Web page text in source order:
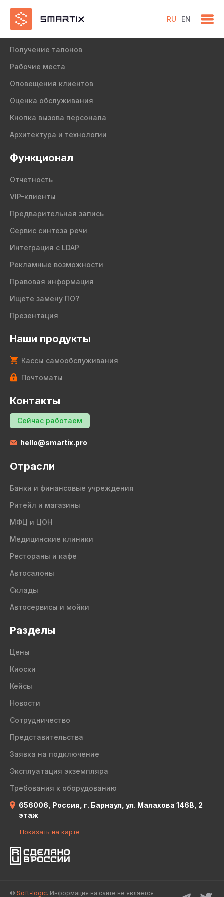
RU EN
Продукт
Получение талонов
Рабочие места
Оповещения клиентов
Оценка обслуживания
Кнопка вызова персонала
Архитектура и технологии
Функционал
Отчетность
VIP-клиенты
Предварительная запись
Сервис синтеза речи
Интеграция с LDAP
Рекламные возможности
Правовая информация
Ищете замену ПО?
Презентация
Наши продукты
Кассы самообслуживания
Почтоматы
Контакты
Сейчас работаем
hello@smartix.pro
Отрасли
Банки и финансовые учреждения
Ритейл и магазины
МФЦ и ЦОН
Медицинские клиники
Рестораны и кафе
Автосалоны
Склады
Автосервисы и мойки
Разделы
Цены
Киоски
Кейсы
Новости
Сотрудничество
Представительства
Заявка на подключение
Эксплуатация экземпляра
Требования к оборудованию
656006, Россия, г. Барнаул, ул. Малахова 146В, 2
этаж
Показать на карте
© Soft-logic. Информация на сайте не является